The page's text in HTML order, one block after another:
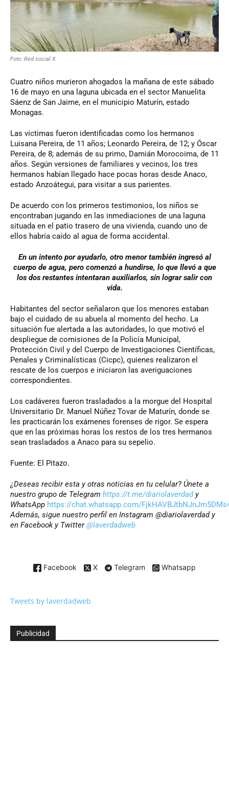
Foto: Red social X
Cuatro niños murieron ahogados la mañana de este sábado
16 de mayo en una laguna ubicada en el sector Manuelita
Sáenz de San Jaime, en el municipio Maturín, estado
Monagas.
Las víctimas fueron identificadas como los hermanos
Luisana Pereira, de 11 años; Leonardo Pereira, de 12; y Óscar
Pereira, de 8; además de su primo, Damián Morocoima, de 11
años. Según versiones de familiares y vecinos, los tres
hermanos habían llegado hace pocas horas desde Anaco,
estado Anzoátegui, para visitar a sus parientes.
De acuerdo con los primeros testimonios, los niños se
encontraban jugando en las inmediaciones de una laguna
situada en el patio trasero de una vivienda, cuando uno de
ellos habría caído al agua de forma accidental.
En un intento por ayudarlo, otro menor también ingresó al
cuerpo de agua, pero comenzó a hundirse, lo que llevó a que
los dos restantes intentaran auxiliarlos, sin lograr salir con
vida.
Habitantes del sector señalaron que los menores estaban
bajo el cuidado de su abuela al momento del hecho. La
situación fue alertada a las autoridades, lo que motivó el
despliegue de comisiones de la Policía Municipal,
Protección Civil y del Cuerpo de Investigaciones Científicas,
Penales y Criminalísticas (Cicpc), quienes realizaron el
rescate de los cuerpos e iniciaron las averiguaciones
correspondientes.
Los cadáveres fueron trasladados a la morgue del Hospital
Universitario Dr. Manuel Núñez Tovar de Maturín, donde se
les practicarán los exámenes forenses de rigor. Se espera
que en las próximas horas los restos de los tres hermanos
sean trasladados a Anaco para su sepelio.
Fuente: El Pitazo.
¿Deseas recibir esta y otras noticias en tu celular? Únete a
nuestro grupo de Telegram https://t.me/diariolaverdady
WhatsApp https://chat.whatsapp.com/
Además, sigue nuestro perfil en Instagram @diariolaverdad y
en Facebook y Twitter@laverdadweb
Facebook X Telegram Whatsapp
Tweets by laverdadweb
Publicidad